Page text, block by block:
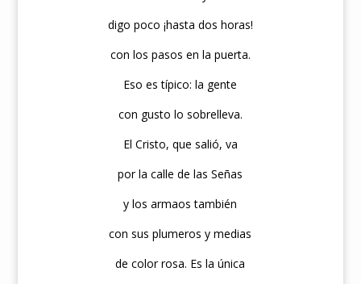
digo poco ¡hasta dos horas!
con los pasos en la puerta.
Eso es típico: la gente
con gusto lo sobrelleva.
El Cristo, que salió, va
por la calle de las Señas
y los armaos también
con sus plumeros y medias
de color rosa. Es la única